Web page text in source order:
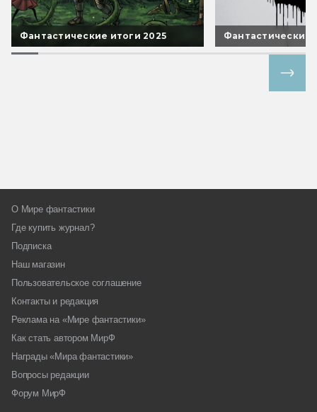
Фантастические итоги 2025 Фантастические
О Мире фантастики
Где купить журнал?
Подписка
Наш магазин
Пользовательское соглашение
Контакты и редакция
Реклама на «Мире фантастики»
Как стать автором МирФ
Награды «Мира фантастики»
Вопросы редакции
Форум МирФ